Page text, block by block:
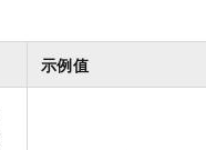
示例值